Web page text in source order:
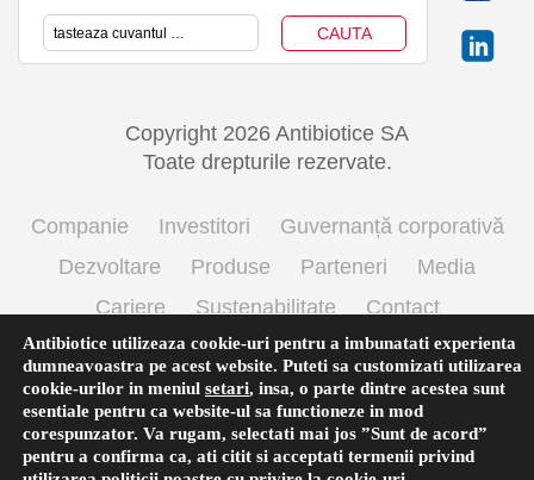
Copyright 2026 Antibiotice SA
Toate drepturile rezervate.
Companie Investitori
Guvernanță corporativă
Dezvoltare
Produse Parteneri
Media
Cariere
Sustenabilitate
Contact
Termeni si conditii de utilizare
Politica cookie
Prelucrarea datelor cu caracter personal
Antibiotice utilizeaza cookie-uri pentru a imbunatati experienta
dumneavoastra pe acest website. Puteti sa customizati utilizarea
cookie-urilor in meniul setari, insa, o parte dintre acestea sunt
esentiale pentru ca website-ul sa functioneze in mod
corespunzator. Va rugam, selectati mai jos ”Sunt de acord”
pentru a confirma ca, ati citit si acceptati termenii privind
English(Engleză) Română